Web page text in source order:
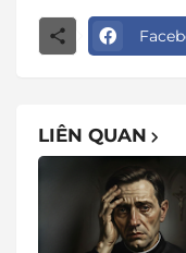
LIÊN QUAN